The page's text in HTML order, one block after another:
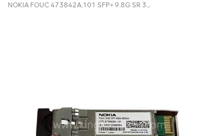
NOKIA FOUC 473842A.101 SFP+ 9.8G SR 300m 850nm Kompatibler Transceiver